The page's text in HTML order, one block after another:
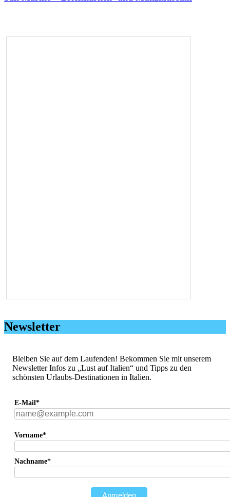
Newsletter
Bleiben Sie auf dem Laufenden! Bekommen Sie mit unserem
Newsletter Infos zu „Lust auf Italien“ und Tipps zu den
schönsten Urlaubs-Destinationen in Italien.
E-Mail*
Vorname*
Nachname*